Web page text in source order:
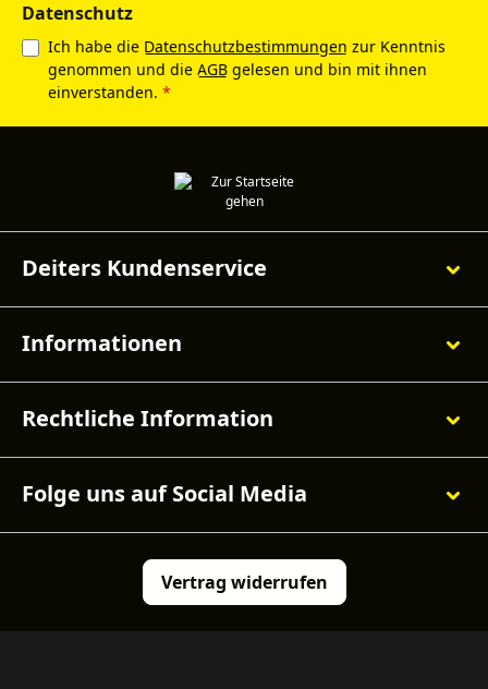
Datenschutz
Ich habe die Datenschutzbestimmungen zur Kenntnis
genommen und die AGB gelesen und bin mit ihnen
einverstanden. *
Deiters Kundenservice
Informationen
Rechtliche Information
Folge uns auf Social Media
Vertrag widerrufen